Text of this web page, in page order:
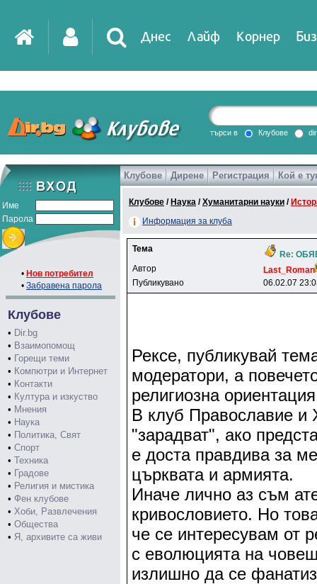
Днес Лайф Корнер
DirTV Impressio
Games
търси в Клубове
Име
Парола
• Нов потребител
• Забравена парола
Клубове
• Dir.bg
• Взаимопомощ
• Горещи теми
• Компютри и Интернет
• Контакти
• Култура и изкуство
• Мнения
• Наука
• Политика, Свят
• Спорт
• Техника
• Градове
• Религия и мистика
• Фен клубове
• Хоби, Развлечения
• Общества
• Я, архивите са живи
Клубове Дирене Регистрация Кой е
Клубове / Наука /Хуманитарни науки /
Информация за клуба
Тема
Re:
Автор
Last_Roman
Публикувано
06.02.07
Рексе, публикувай
модератори, а
религиозна
В клуб Православие и
"зарадват", ако
е доста правдива за
църквата и армията.
Иначе лично аз съм
кривословието. Но
че се интересувам от
с еволюцията на
излишно да се